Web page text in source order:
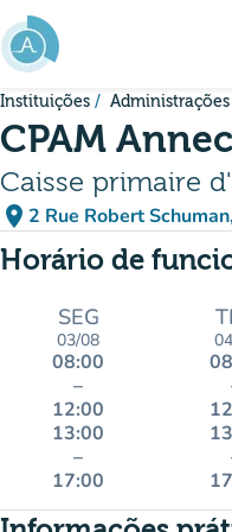
Ir para o conteúdo principal
Instituições
CPAM
Caisse primaire
place 2 Rue Robert
Horário de
SEG
03/08
08:00
–
12:00
13:00
–
17:00